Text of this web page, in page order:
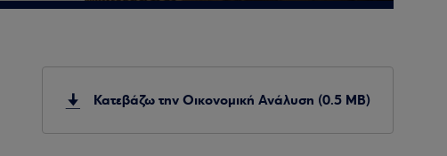
Κατεβάζω την Οικονομική Ανάλυση (0.5 MB)